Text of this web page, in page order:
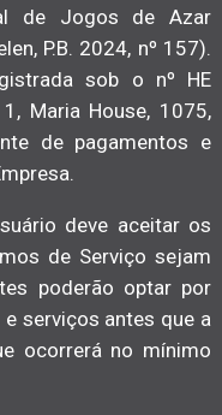
de Jogos de Azar
P.B. 2024, nº 157).
sob o nº HE
Maria House, 1075,
de pagamentos e
deve aceitar os
de Serviço sejam
poderão optar por
serviços antes que a
ocorrerá no mínimo